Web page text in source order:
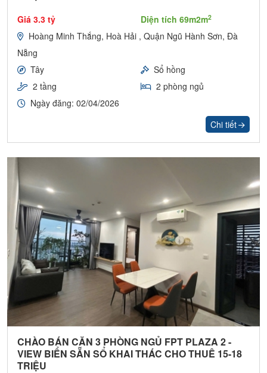
Giá 3.3 tỷ Diện tích 69m2m2
Hoàng Minh Thắng, Hoà Hải , Quận Ngũ Hành Sơn, Đà
Nẵng
Tây
Sổ hồng
2 tầng
2 phòng ngủ
Ngày đăng: 02/04/2026
Chi tiết
CHÀO BÁN CĂN 3 PHÒNG NGỦ FPT PLAZA 2 -
VIEW BIỂN SẴN SỔ KHAI THÁC CHO THUÊ 15-18
TRIỆU